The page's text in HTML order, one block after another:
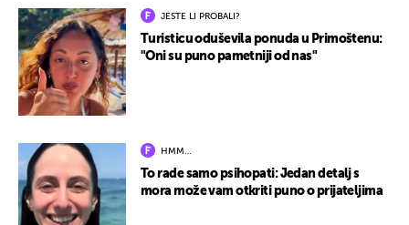
JESTE LI PROBALI?
Turisticu oduševila ponuda u Primoštenu:
"Oni su puno pametniji od nas"
HMM…
To rade samo psihopati: Jedan detalj s
mora može vam otkriti puno o prijateljima